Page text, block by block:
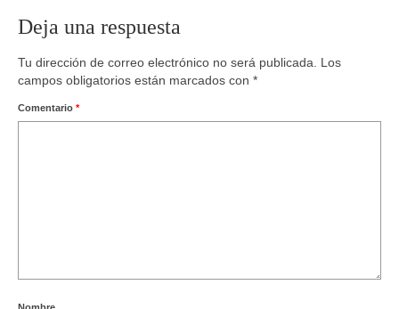
Deja una respuesta
Tu dirección de correo electrónico no será publicada.
Los
campos obligatorios están marcados con *
Comentario *